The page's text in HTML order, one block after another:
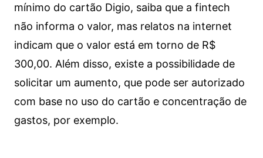
mínimo do cartão Digio, saiba que a fintech
não informa o valor, mas relatos na internet
indicam que o valor está em torno de R$
300,00. Além disso, existe a possibilidade de
solicitar um aumento, que pode ser autorizado
com base no uso do cartão e concentração de
gastos, por exemplo.